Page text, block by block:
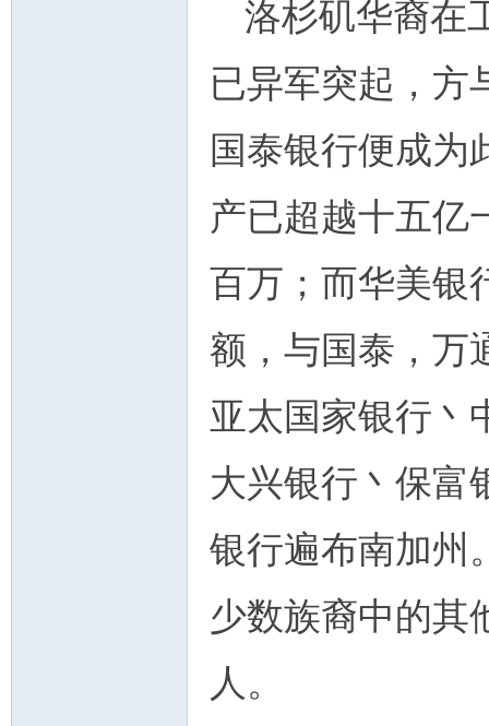
洛杉矶华裔在
已异军突起，方
国泰银行便成为
产已超越十五亿
百万；而华美银
额，与国泰，万
亚太国家银行丶
大兴银行丶保富
银行遍布南加州
少数族裔中的其
人。